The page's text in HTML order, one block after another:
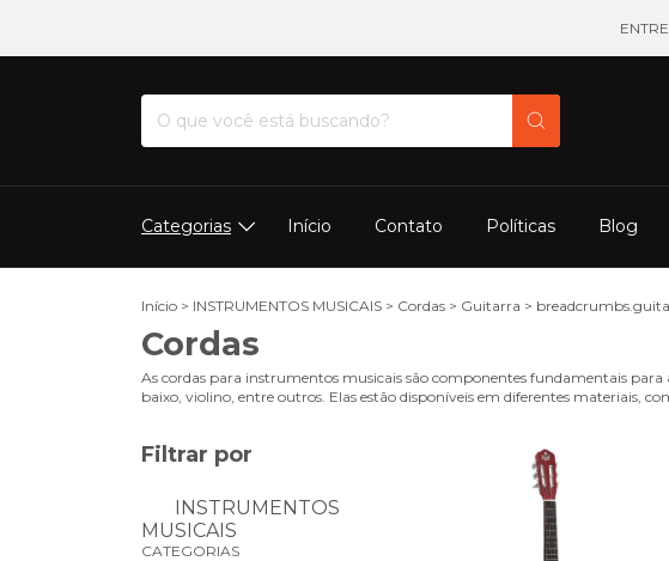
Categorias Início Contato Políticas Blog
Início > INSTRUMENTOS MUSICAIS > Cordas > Guitarra >
Cordas
As cordas para instrumentos musicais são componentes fundamentais
baixo, violino, entre outros. Elas estão disponíveis em diferentes materiais,
Filtrar por
INSTRUMENTOS
MUSICAIS
CATEGORIAS